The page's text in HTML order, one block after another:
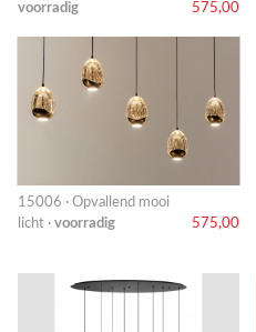
voorradig
575,00
15006 · Opvallend mooi
licht · voorradig 575,00